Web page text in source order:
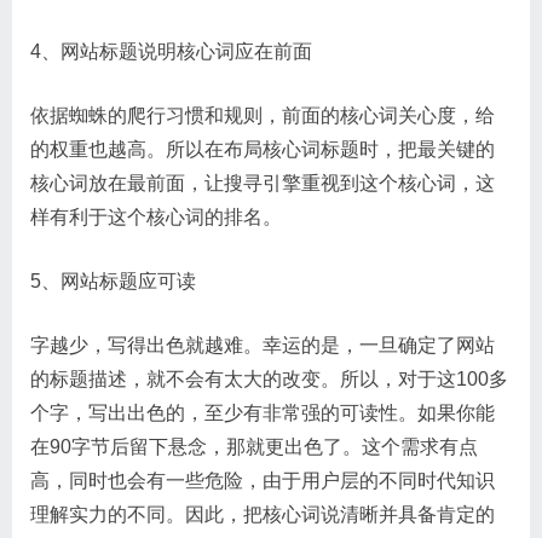
4、网站标题说明核心词应在前面
依据蜘蛛的爬行习惯和规则，前面的核心词关心度，给
的权重也越高。所以在布局核心词标题时，把最关键的
核心词放在最前面，让搜寻引擎重视到这个核心词，这
样有利于这个核心词的排名。
5、网站标题应可读
字越少，写得出色就越难。幸运的是，一旦确定了网站
的标题描述，就不会有太大的改变。所以，对于这100多
个字，写出出色的，至少有非常强的可读性。如果你能
在90字节后留下悬念，那就更出色了。这个需求有点
高，同时也会有一些危险，由于用户层的不同时代知识
理解实力的不同。因此，把核心词说清晰并具备肯定的